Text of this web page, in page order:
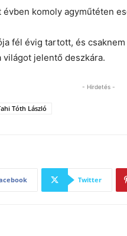
évben komoly agyműtéten
fél évig tartott, és
jelentő deszkára.
- Hirdetés -
Tóth László
Twitter